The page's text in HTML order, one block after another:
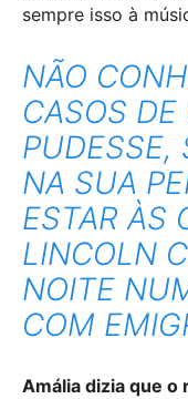
sempre isso à
NÃO
CASOS
PUDESSE,
NA SUA
ESTAR ÀS
LINCOLN
NOITE
COM
Amália dizia que o